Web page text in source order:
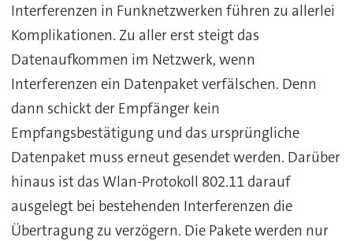
Interferenzen in Funknetzwerken führen zu allerlei
Komplikationen. Zu aller erst steigt das
Datenaufkommen im Netzwerk, wenn
Interferenzen ein Datenpaket verfälschen. Denn
dann schickt der Empfänger kein
Empfangsbestätigung und das ursprüngliche
Datenpaket muss erneut gesendet werden. Darüber
hinaus ist das Wlan-Protokoll 802.11 darauf
ausgelegt bei bestehenden Interferenzen die
Übertragung zu verzögern. Die Pakete werden nur